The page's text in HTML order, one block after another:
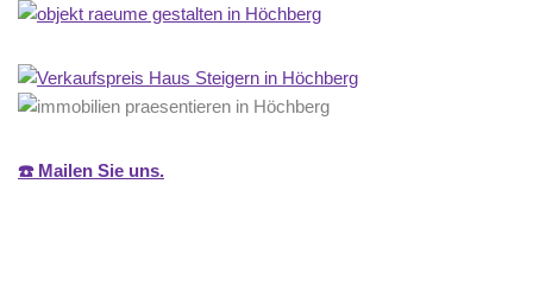
☎️ Mailen Sie uns.